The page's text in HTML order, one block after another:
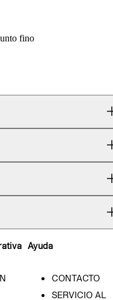
fino
Ayuda
CONTACTO
SERVICIO AL